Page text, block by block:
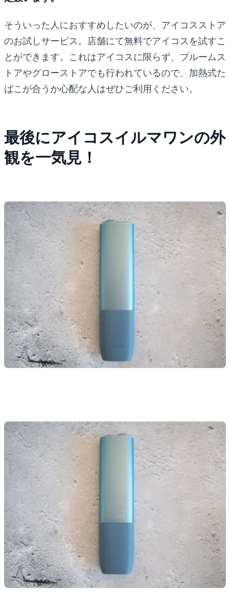
そういった人におすすめしたいのが、アイコスストア
のお試しサービス。店舗にて無料でアイコスを試すこ
とができます。これはアイコスに限らず、プルームス
トアやグローストアでも行われているので、加熱式た
ばこが合うか心配な人はぜひご利用ください。
最後にアイコスイルマワンの外
観を一気見！